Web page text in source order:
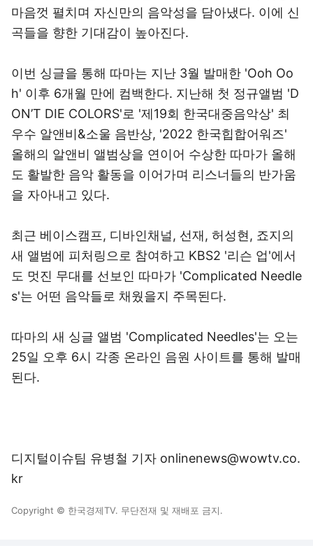
마음껏 펼치며 자신만의 음악성을 담아냈다. 이에 신
곡들을 향한 기대감이 높아진다.
이번 싱글을 통해 따마는 지난 3월 발매한 'Ooh Oo
h' 이후 6개월 만에 컴백한다. 지난해 첫 정규앨범 'D
ON’T DIE COLORS'로 '제19회 한국대중음악상' 최
우수 알앤비&소울 음반상, '2022 한국힙합어워즈'
올해의 알앤비 앨범상을 연이어 수상한 따마가 올해
도 활발한 음악 활동을 이어가며 리스너들의 반가움
을 자아내고 있다.
최근 베이스캠프, 디바인채널, 선재, 허성현, 죠지의
새 앨범에 피처링으로 참여하고 KBS2 '리슨 업'에서
도 멋진 무대를 선보인 따마가 'Complicated Needle
s'는 어떤 음악들로 채웠을지 주목된다.
따마의 새 싱글 앨범 'Complicated Needles'는 오는
25일 오후 6시 각종 온라인 음원 사이트를 통해 발매
된다.
디지털이슈팀 유병철 기자 onlinenews@wowtv.co.
kr
Copyright © 한국경제TV. 무단전재 및 재배포 금지.